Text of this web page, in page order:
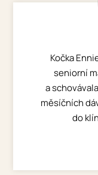
Kočka
seniorní
a
měsíčních
do